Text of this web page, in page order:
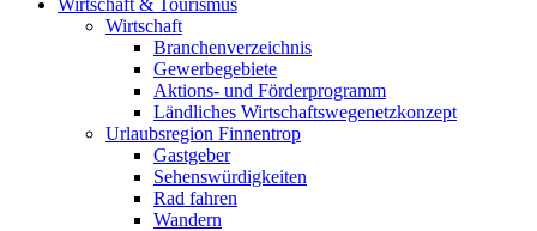
Wirtschaft & Tourismus
Wirtschaft
Branchenverzeichnis
Gewerbegebiete
Aktions- und Förderprogramm
Ländliches Wirtschaftswegenetzkonzept
Urlaubsregion Finnentrop
Gastgeber
Sehenswürdigkeiten
Rad fahren
Wandern